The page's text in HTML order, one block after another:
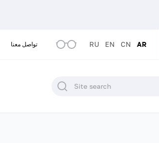
تواصل معنا RU EN CN AR